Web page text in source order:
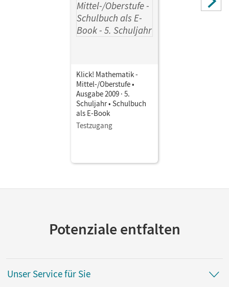
Klick! Mathematik -
Mittel-/Oberstufe •
Ausgabe 2009 · 5.
Schuljahr • Schulbuch
als E-Book
Testzugang
Potenziale entfalten
Unser Service für Sie